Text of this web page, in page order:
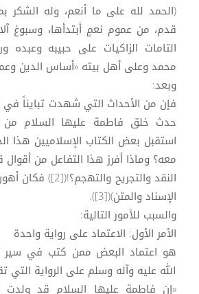
(الحمد لله على ما أنعم، وله الشكر
قدم، من عموم نعمٍ أبتدأها، وسبوغ
التامات الزاكيات على حبيبه وعبده
محمد وعلى أهل بيته «أساس الدين وعماد
وبعد:
فإن من الأحداث التي شهدت تبايناً في
حدث خلق فاطمة عليها السلام من
استقبل بعض الكتاب الإسلاميين هذا
معه؟ وماذا أفرز هذا التفاعل من
النقد والتجريح
الإسناد والمتن)([3]).
والسبب للأمور التالية:
الأمر الأول: الاعتماد على رواية واحدة
هو اعتماد البعض ممن كتب في سير
الله عليه وآله وسلم على الرواية التي
«إن فاطمة عليها السلام قد